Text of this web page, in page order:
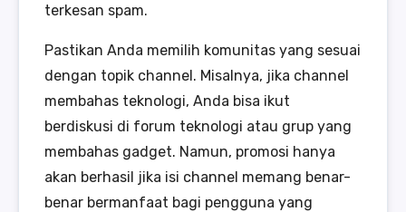
terkesan spam.
Pastikan Anda memilih komunitas yang sesuai
dengan topik channel. Misalnya, jika channel
membahas teknologi, Anda bisa ikut
berdiskusi di forum teknologi atau grup yang
membahas gadget. Namun, promosi hanya
akan berhasil jika isi channel memang benar-
benar bermanfaat bagi pengguna yang